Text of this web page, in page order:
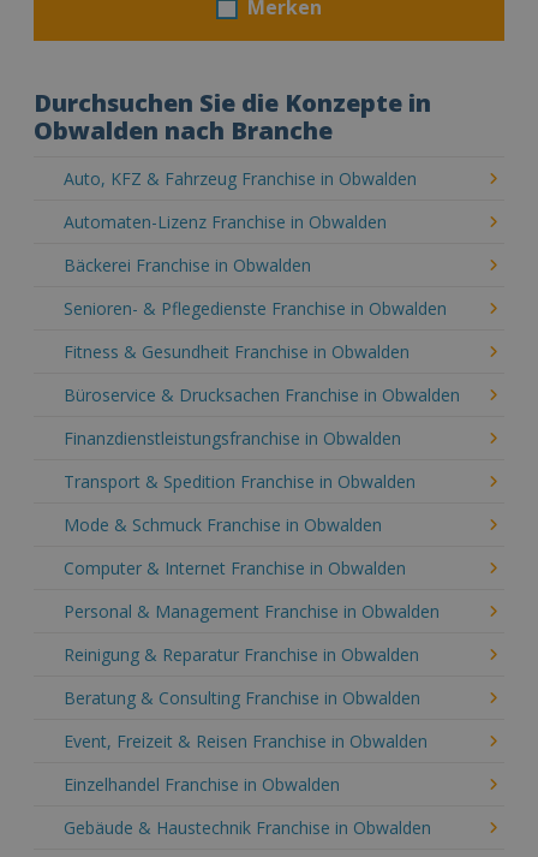
Merken
Durchsuchen Sie die Konzepte in
Obwalden nach Branche
Auto, KFZ & Fahrzeug Franchise in Obwalden
Automaten-Lizenz Franchise in Obwalden
Bäckerei Franchise in Obwalden
Senioren- & Pflegedienste Franchise in Obwalden
Fitness & Gesundheit Franchise in Obwalden
Büroservice & Drucksachen Franchise in Obwalden
Finanzdienstleistungsfranchise in Obwalden
Transport & Spedition Franchise in Obwalden
Mode & Schmuck Franchise in Obwalden
Computer & Internet Franchise in Obwalden
Personal & Management Franchise in Obwalden
Reinigung & Reparatur Franchise in Obwalden
Beratung & Consulting Franchise in Obwalden
Event, Freizeit & Reisen Franchise in Obwalden
Einzelhandel Franchise in Obwalden
Gebäude & Haustechnik Franchise in Obwalden